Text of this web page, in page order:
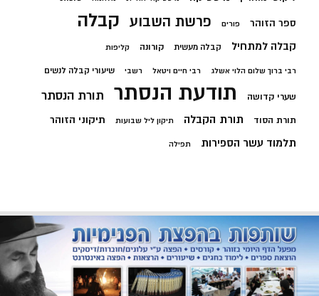
ספר הזוהר פורים פרשת השבוע קבלה
קבלה למתחיל קבלה מעשית קורונה קליפות
רבי ברוך שלום הלוי אשלג רבי חיים ויטאל רשבי שיעורי קבלה לנשים
שערי קדושה תודעת הנסתר תורת הנסתר
תורת הסוד תורת הקבלה תיקון ליל שבועות תיקוני הזוהר
תלמוד עשר הספירות תפילה